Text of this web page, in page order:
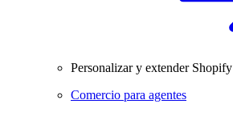
Personalizar y extender Shopify
Comercio para agentes